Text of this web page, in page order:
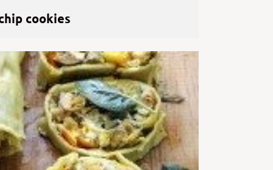
cookies